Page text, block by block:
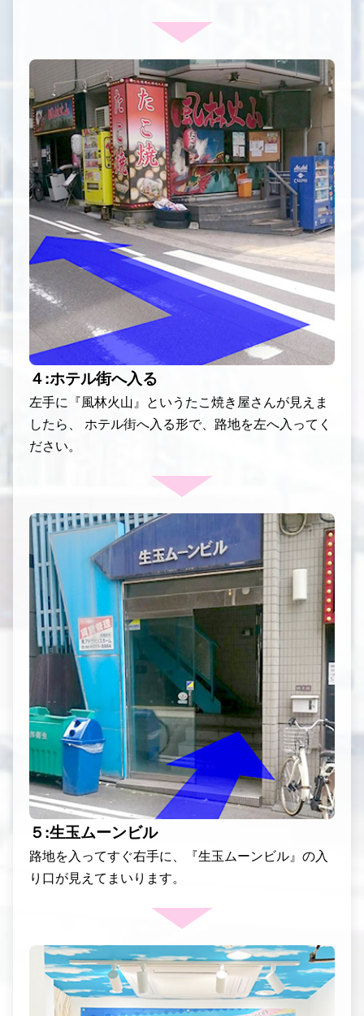
４:ホテル街へ入る
左手に『風林火山』というたこ焼き屋さんが見えま
したら、 ホテル街へ入る形で、路地を左へ入ってく
ださい。
５:生玉ムーンビル
路地を入ってすぐ右手に、『生玉ムーンビル』の入
り口が見えてまいります。